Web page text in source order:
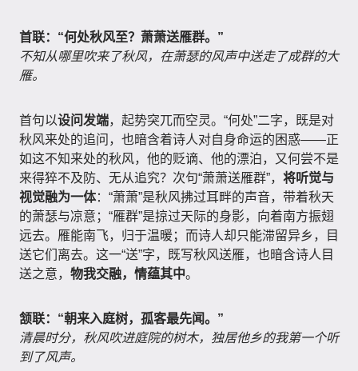
首联：“何处秋风至？萧萧送雁群。”
不知从哪里吹来了秋风，在萧瑟的风声中送走了成群的大
雁。
首句以设问发端，起势突兀而空灵。“何处”二字，既是对
秋风来处的追问，也暗含着诗人对自身命运的困惑——正
如这不知来处的秋风，他的贬谪、他的漂泊，又何尝不是
来得猝不及防、无从追究？次句“萧萧送雁群”， 将听觉与
视觉融为一体：“萧萧”是秋风拂过耳畔的声音，带着秋天
的萧瑟与凉意；“雁群”是掠过天际的身影，向着南方振翅
远去。雁能南飞，归于温暖；而诗人却只能滞留异乡，目
送它们离去。这一“送”字，既写秋风送雁，也暗含诗人目
送之意， 物我交融，情蕴其中。
颔联：“朝来入庭树，孤客最先闻。”
清晨时分，秋风吹进庭院的树木，独居他乡的我第一个听
到了风声。